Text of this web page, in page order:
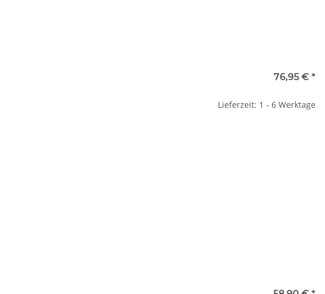
76,95 € *
Lieferzeit: 1 - 6 Werktage